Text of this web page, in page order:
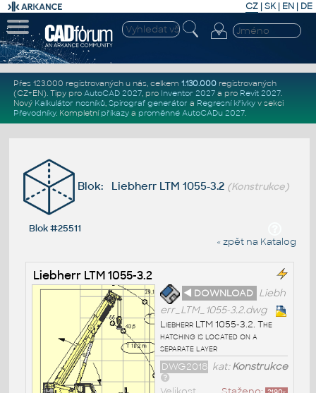
CZ | SK| EN | DE
Přes 123.000 registrovaných u nás, celkem 1.130.000registrovaných
(CZ+EN). Tipy pro AutoCAD 2027, pro Inventor 2027a pro Revit 2027.
Nový Kalkulátor nosníků, Spirograf generátor a Regresní křivkyv sekci
Převodníky. Kompletní příkazya proměnné AutoCADu 2027.
Blok: Liebherr LTM 1055-3.2 (Konstrukce)
Blok #25511
« zpět na Katalog
Liebherr LTM 1055-3.2
◄ DOWNLOAD Liebh
err_LTM_1055-3.2.dwg
Liebherr LTM 1055-3.2. The
hatching is located on a
separate layer
kat:Konstrukce
DWG2018